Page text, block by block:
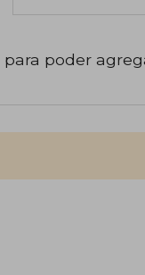
para poder